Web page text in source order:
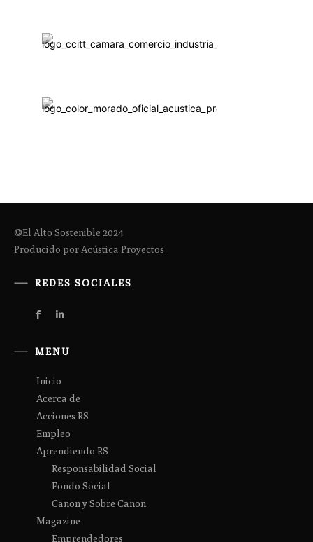
©El Alto Sostenible 2024
Producido por Acústica Proyectos
REDES SOCIALES
MENU
Inicio
Acerca de
Acciones RS
Empleo
Aprendiendo RS
Responsabilidad Social
Fondo Social
Canon y Sobre Canon
Magazine
Emprendedores